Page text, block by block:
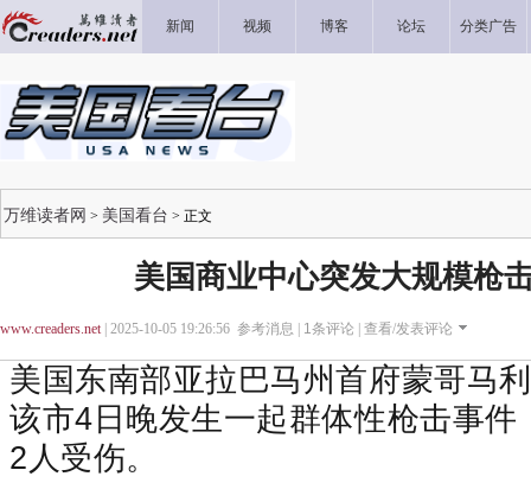
新闻 视频 博客 论坛 分类广告
万维读者网 > 美国看台 > 正文
美国商业中心突发大规模枪
www.creaders.net| 2025-10-05 19:26:56 参考消息 | 1条评论 | 查看/发表评论
美国东南部亚拉巴马州首府蒙哥马
该市4日晚发生一起群体性枪击事件
2人受伤。